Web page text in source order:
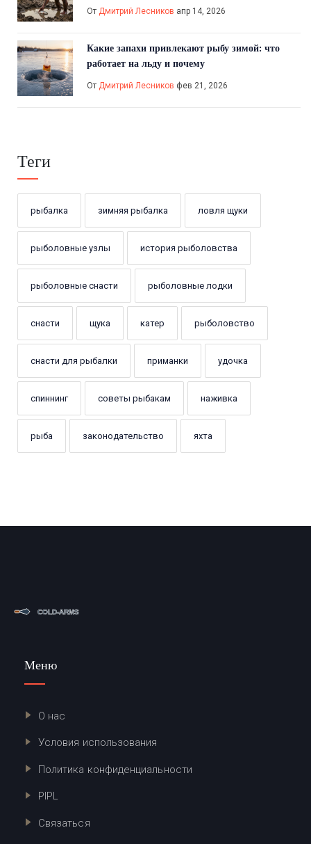
От Дмитрий Лесников апр 14, 2026
Какие запахи привлекают рыбу зимой: что
работает на льду и почему
От Дмитрий Лесников фев 21, 2026
Теги
рыбалка зимняя рыбалка ловля щуки
рыболовные узлы история рыболовства
рыболовные снасти рыболовные лодки
снасти щука катер рыболовство
снасти для рыбалки приманки удочка
спиннинг советы рыбакам наживка
рыба законодательство яхта
Меню
О нас
Условия использования
Политика конфиденциальности
PIPL
Связаться